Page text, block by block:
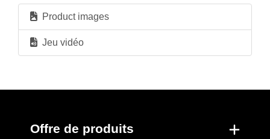
CR
chrome poli
Par boîte
Product images
Jeu vidéo
Offre de produits